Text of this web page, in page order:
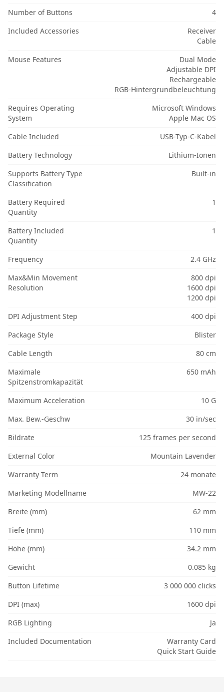
Number of Buttons
4
Included Accessories
Receiver
Cable
Mouse Features
Dual Mode
Adjustable DPI
Rechargeable
RGB-Hintergrundbeleuchtung
Requires Operating
System
Microsoft Windows
Apple Mac OS
Cable Included
USB-Typ-C-Kabel
Battery Technology
Lithium-Ionen
Supports Battery Type
Classification
Built-in
Battery Required
Quantity
1
Battery Included
Quantity
1
Frequency
2.4 GHz
Max&Min Movement
Resolution
800 dpi
1600 dpi
1200 dpi
DPI Adjustment Step
400 dpi
Package Style
Blister
Cable Length
80 cm
Maximale
Spitzenstromkapazität
650 mAh
Maximum Acceleration
10 G
Max. Bew.-Geschw
30 in/sec
Bildrate
125 frames per second
External Color
Mountain Lavender
Warranty Term
24 monate
Marketing Modellname
MW-22
Breite (mm)
62 mm
Tiefe (mm)
110 mm
Höhe (mm)
34.2 mm
Gewicht
0.085 kg
Button Lifetime
3 000 000 clicks
DPI (max)
1600 dpi
RGB Lighting
Ja
Included Documentation
Warranty Card
Quick Start Guide